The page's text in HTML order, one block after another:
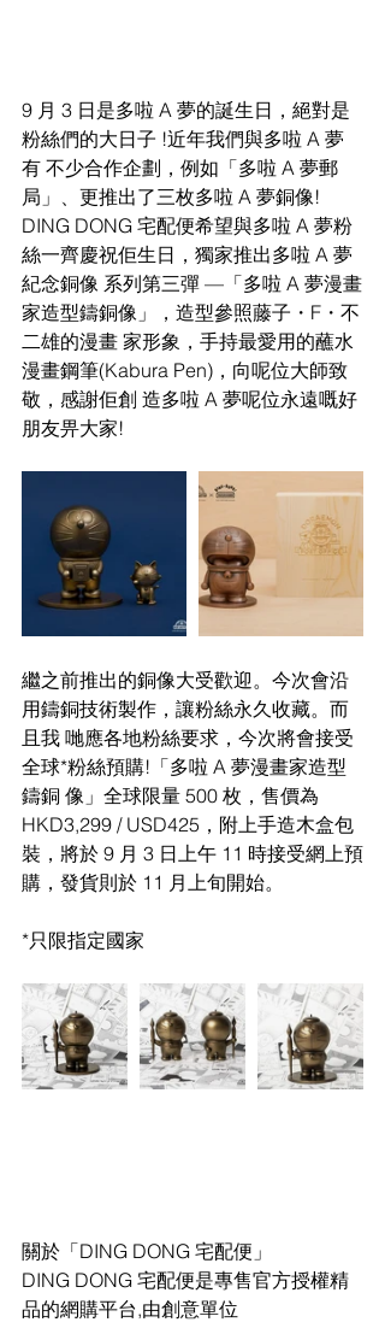
9 月 3 日是多啦 A 夢的誕生日，絕對是
粉絲們的大日子 !近年我們與多啦 A 夢
有 不少合作企劃，例如「多啦 A 夢郵
局」、更推出了三枚多啦 A 夢銅像!
DING DONG 宅配便希望與多啦 A 夢粉
絲一齊慶祝佢生日，獨家推出多啦 A 夢
紀念銅像 系列第三彈 —「多啦 A 夢漫畫
家造型鑄銅像」，造型參照藤子・F・不
二雄的漫畫 家形象，手持最愛用的蘸水
漫畫鋼筆(Kabura Pen)，向呢位大師致
敬，感謝佢創 造多啦 A 夢呢位永遠嘅好
朋友畀大家!
繼之前推出的銅像大受歡迎。今次會沿
用鑄銅技術製作，讓粉絲永久收藏。而
且我 哋應各地粉絲要求，今次將會接受
全球*粉絲預購!「多啦 A 夢漫畫家造型
鑄銅 像」全球限量 500 枚，售價為
HKD3,299 / USD425，附上手造木盒包
裝，將於 9 月 3 日上午 11 時接受網上預
購，發貨則於 11 月上旬開始。
*只限指定國家
關於「DING DONG 宅配便」
DING DONG 宅配便是專售官方授權精
品的網購平台,由創意單位